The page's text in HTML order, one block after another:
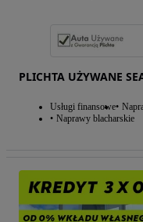
PLICHTA UŻYWANE
Usługi finansowe
Naprawy blacharskie